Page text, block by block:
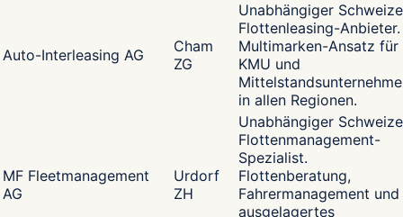
Auto-Interleasing AG
Cham
ZG
Unabhängiger
Flottenleasing-Anbieter.
Multimarken-Ansatz für
KMU und
in allen Regionen.
MF Fleetmanagement
AG
Urdorf
ZH
Unabhängiger
Flottenmanagement-
Spezialist.
Flottenberatung,
Fahrermanagement und
ausgelagertes